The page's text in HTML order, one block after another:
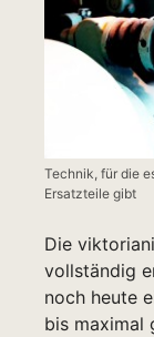
Technik, für die
Ersatzteile gibt
Die
vollständig
noch heute
bis maximal